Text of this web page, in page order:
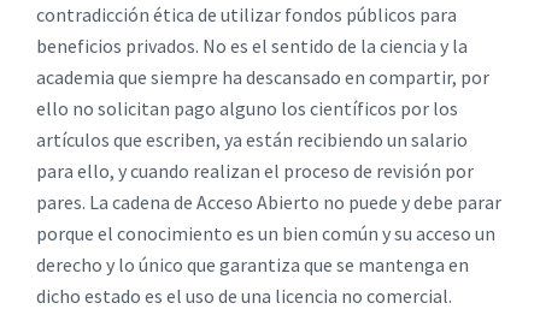
contradicción ética de utilizar fondos públicos para
beneficios privados. No es el sentido de la ciencia y la
academia que siempre ha descansado en compartir, por
ello no solicitan pago alguno los científicos por los
artículos que escriben, ya están recibiendo un salario
para ello, y cuando realizan el proceso de revisión por
pares. La cadena de Acceso Abierto no puede y debe parar
porque el conocimiento es un bien común y su acceso un
derecho y lo único que garantiza que se mantenga en
dicho estado es el uso de una licencia no comercial.